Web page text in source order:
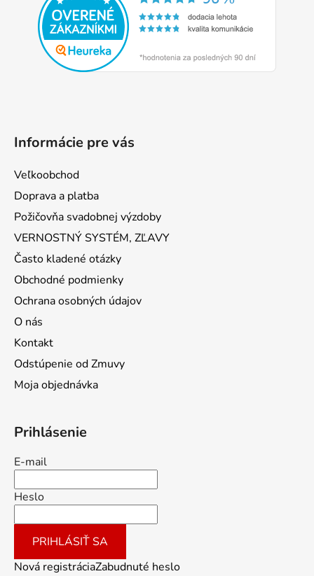
Informácie pre vás
Veľkoobchod
Doprava a platba
Požičovňa svadobnej výzdoby
VERNOSTNÝ SYSTÉM, ZĽAVY
Často kladené otázky
Obchodné podmienky
Ochrana osobných údajov
O nás
Kontakt
Odstúpenie od Zmuvy
Moja objednávka
Prihlásenie
E-mail
Heslo
PRIHLÁSIŤ SA
Nová registráciaZabudnuté heslo